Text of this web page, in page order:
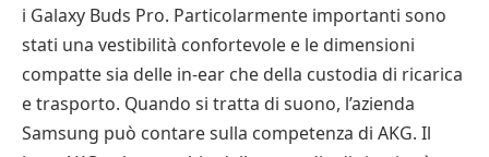
i Galaxy Buds Pro. Particolarmente importanti sono
stati una vestibilità confortevole e le dimensioni
compatte sia delle in-ear che della custodia di ricarica
e trasporto. Quando si tratta di suono, l’azienda
Samsung può contare sulla competenza di AKG. Il